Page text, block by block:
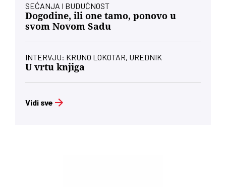
SEĆANJA I BUDUĆNOST
Dogodine, ili one tamo, ponovo u
svom Novom Sadu
INTERVJU: KRUNO LOKOTAR, UREDNIK
U vrtu knjiga
Vidi sve